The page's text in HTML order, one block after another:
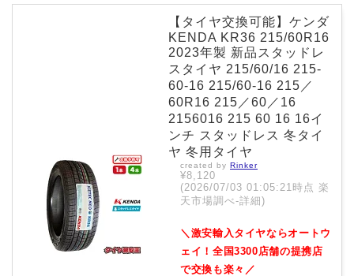
【タイヤ交換可能】ケンダ
KENDA KR36 215/60R16
2023年製 新品スタッドレ
スタイヤ 215/60/16 215-
60-16 215/60-16 215／
60R16 215／60／16
2156016 215 60 16 16イ
ンチ スタッドレス 冬タイ
ヤ 冬用タイヤ
created by Rinker
¥8,120
(2026/07/03 01:05:21時点 楽
天市場調べ-詳細)
＼激安輸入タイヤならオートウ
ェイ！全国3300店舗の提携店
で交換も楽々／